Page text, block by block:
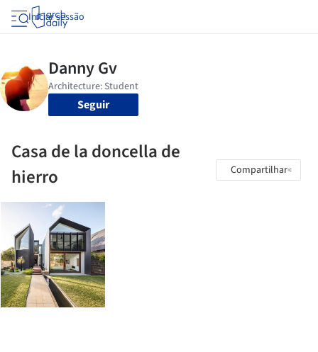
Iniciar sessão
Seguir
Casa de la doncella de
hierro
Compartilhar